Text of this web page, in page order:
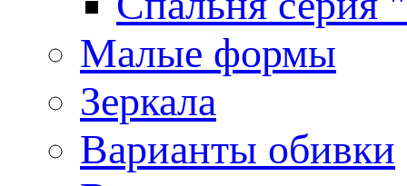
Малые формы
Зеркала
Варианты обивки